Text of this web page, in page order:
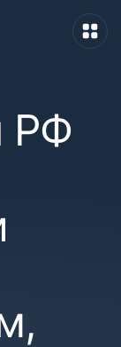
РФ